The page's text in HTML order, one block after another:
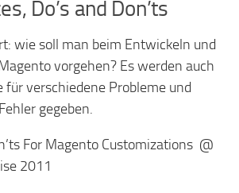
Do’s and Don’ts
wie soll man beim Entwickeln und
vorgehen? Es werden auch
für verschiedene Probleme und
gegeben.
For Magento Customizations @
2011